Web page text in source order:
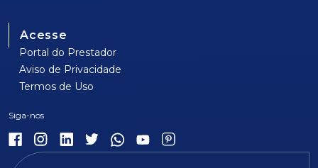
Acesse
Portal do Prestador
Aviso de Privacidade
Termos de Uso